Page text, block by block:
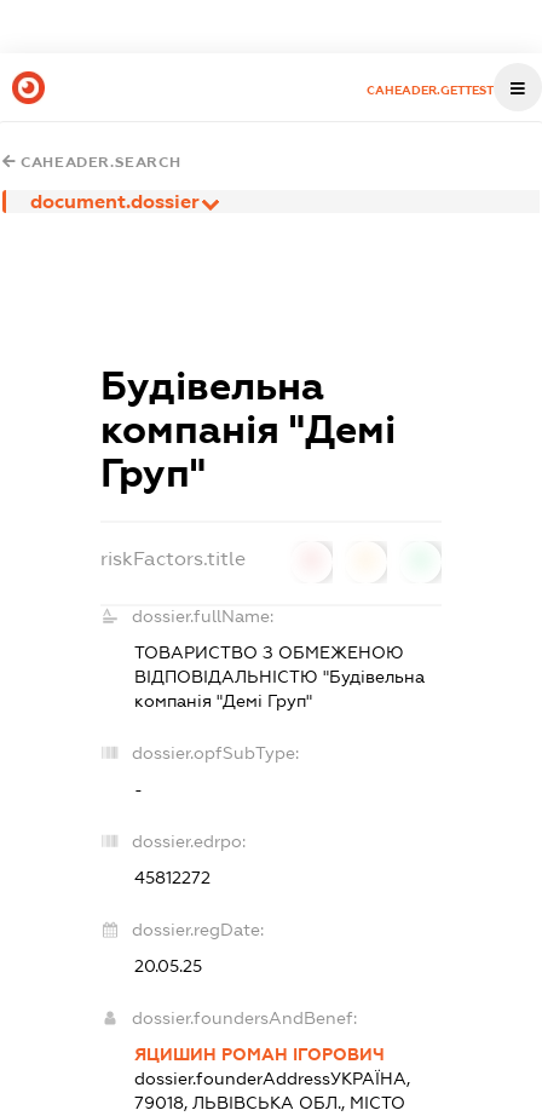
CAHEADER.GETTEST
CAHEADER.SEARCH
document.dossier
Будівельна
компанія "Демі
Груп"
riskFactors.title
dossier.fullName:
ТОВАРИСТВО З ОБМЕЖЕНОЮ
ВІДПОВІДАЛЬНІСТЮ "Будівельна
компанія "Демі Груп"
dossier.opfSubType:
-
dossier.edrpo:
45812272
dossier.regDate:
20.05.25
dossier.foundersAndBenef:
ЯЦИШИН РОМАН ІГОРОВИЧ
dossier.founderAddressУКРАЇНА,
79018, ЛЬВІВСЬКА ОБЛ., МІСТО